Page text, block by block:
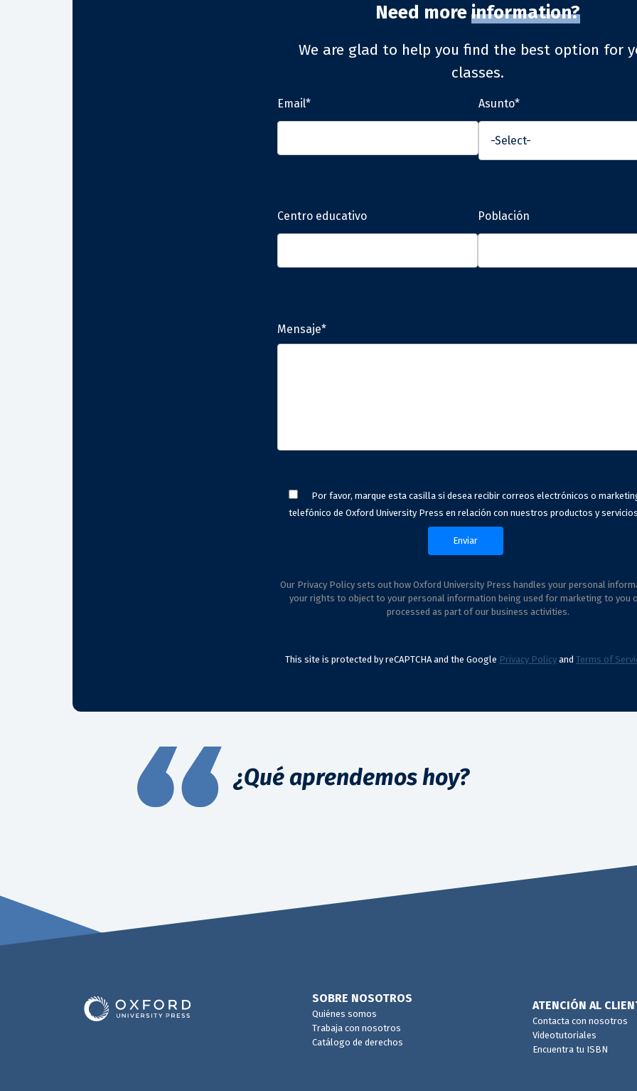
Need moreinformation?
We are glad to help you find the best option for
classes.
Email* Asunto*
Centro educativo Población
Mensaje*
Por favor, marque esta casilla si desea recibir correos electrónicos o
telefónico de Oxford University Press en relación con nuestros productos y
Our Privacy Policy sets out how Oxford University Press handles your personal
your rights to object to your personal information being used for marketing to you
processed as part of our business activities.
This site is protected by reCAPTCHA and the Google Privacy Policy and Terms of
¿Qué aprendemos hoy?
SOBRE NOSOTROS
Quiénes somos
Trabaja con nosotros
Catálogo de derechos
ATENCIÓN AL
Contacta con nosotros
Videotutoriales
Encuentra tu ISBN